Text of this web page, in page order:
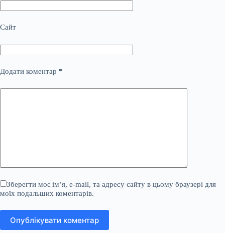
Сайт
Додати коментар *
Зберегти моє ім’я, e-mail, та адресу сайту в цьому браузері для
моїх подальших коментарів.
Опублікувати коментар